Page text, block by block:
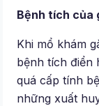
Bệnh tích của
Khi mổ khám
bệnh tích điển
quá cấp tính
những xuất